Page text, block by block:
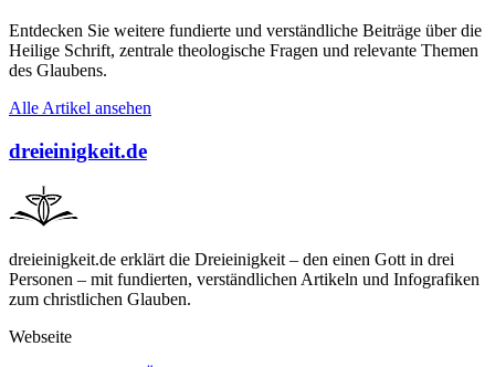
Entdecken Sie weitere fundierte und verständliche Beiträge über die
Heilige Schrift, zentrale theologische Fragen und relevante Themen
des Glaubens.
Alle Artikel ansehen
dreieinigkeit.de
dreieinigkeit.de erklärt die Dreieinigkeit – den einen Gott in drei
Personen – mit fundierten, verständlichen Artikeln und Infografiken
zum christlichen Glauben.
Webseite